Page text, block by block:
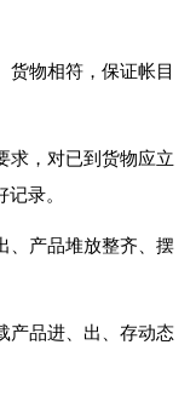
货物相符，保证帐目
求，对已到货物应立
录。
、产品堆放整齐、摆
产品进、出、存动态